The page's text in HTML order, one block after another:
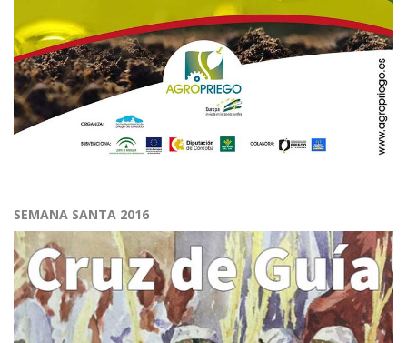
SEMANA SANTA 2016